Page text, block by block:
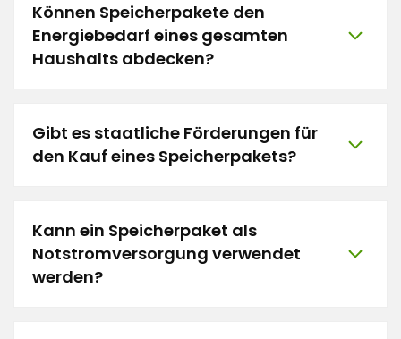
Können Speicherpakete den
Energiebedarf eines gesamten
Haushalts abdecken?
Gibt es staatliche Förderungen für
den Kauf eines Speicherpakets?
Kann ein Speicherpaket als
Notstromversorgung verwendet
werden?